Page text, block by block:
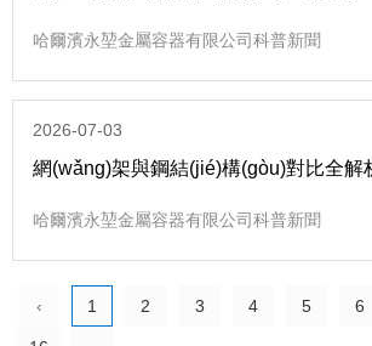
哈爾濱永堃金屬容器有限公司科普新聞
2026-07-03
網(wǎng)架與鋼結(jié)構(gòu)對比全解
哈爾濱永堃金屬容器有限公司科普新聞
‹ 1 2 3 4 5 6